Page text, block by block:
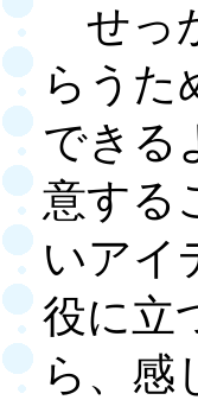
せっ
らうた
できる
意する
いアイ
役に立
ら、感